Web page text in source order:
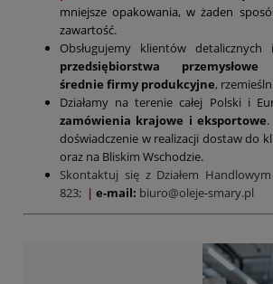
mniejsze opakowania, w żaden
zawartość.
Obsługujemy klientów
przedsiębiorstwa
średnie firmy produkcyjne,
Działamy na terenie całej Polski i
zamówienia krajowe i eksportowe
doświadczenie w realizacji dostaw do
oraz na Bliskim Wschodzie.
Skontaktuj się z Działem Handlowym
823; | e-mail: biuro@oleje-smary.pl